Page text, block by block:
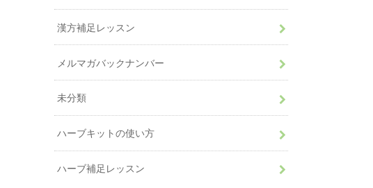
漢方補足レッスン
メルマガバックナンバー
未分類
ハーブキットの使い方
ハーブ補足レッスン